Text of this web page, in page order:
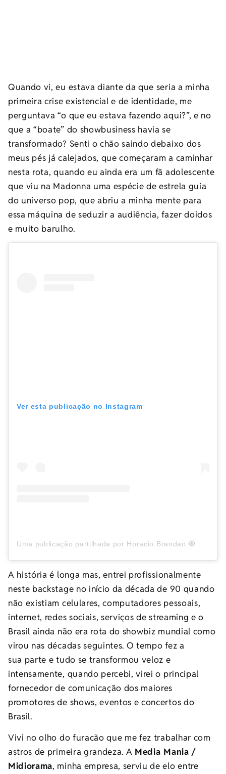
Quando vi, eu estava diante da que seria a minha
primeira crise existencial e de identidade, me
perguntava “o que eu estava fazendo aqui?”, e no
que a “boate” do showbusiness havia se
transformado? Senti o chão saindo debaixo dos
meus pés já calejados, que começaram a caminhar
nesta rota, quando eu ainda era um fã adolescente
que viu na Madonna uma espécie de estrela guia
do universo pop, que abriu a minha mente para
essa máquina de seduzir a audiência, fazer doidos
e muito barulho.
Ver esta publicação no Instagram
Uma publicação partilhada por Horacio Brandao 🧿🧿 (@horaciobrandao)
A história é longa mas, entrei profissionalmente
neste backstage no início da década de 90 quando
não existiam celulares, computadores pessoais,
internet, redes sociais, serviços de streaming e o
Brasil ainda não era rota do showbiz mundial como
virou nas décadas seguintes. O tempo fez a
sua parte e tudo se transformou veloz e
intensamente, quando percebi, virei o principal
fornecedor de comunicação dos maiores
promotores de shows, eventos e concertos do
Brasil.
Vivi no olho do furacão que me fez trabalhar com
astros de primeira grandeza. A Media Mania /
Midiorama, minha empresa, serviu de elo entre